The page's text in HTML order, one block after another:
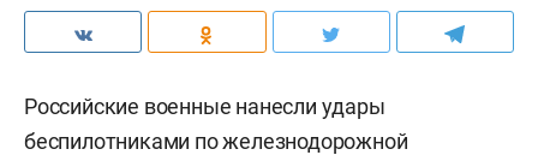
Российские военные нанесли удары
беспилотниками по железнодорожной